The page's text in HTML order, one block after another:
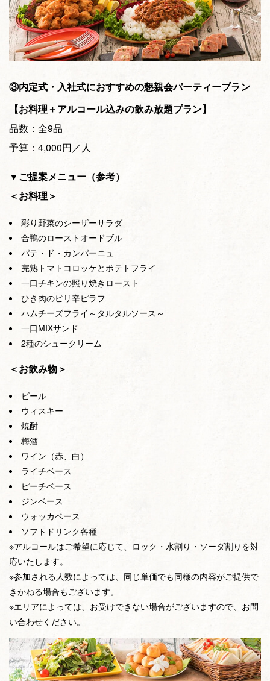
③内定式・入社式におすすめの懇親会パーティープラン
【お料理＋アルコール込みの飲み放題プラン】
品数：全9品
予算：4,000円／人
▼ご提案メニュー（参考）
＜お料理＞
彩り野菜のシーザーサラダ
合鴨のローストオードブル
パテ・ド・カンパーニュ
完熟トマトコロッケとポテトフライ
一口チキンの照り焼きロースト
ひき肉のピリ辛ピラフ
ハムチーズフライ～タルタルソース～
一口MIXサンド
2種のシュークリーム
＜お飲み物＞
ビール
ウィスキー
焼酎
梅酒
ワイン（赤、白）
ライチベース
ピーチベース
ジンベース
ウォッカベース
ソフトドリンク各種
※アルコールはご希望に応じて、ロック・水割り・ソーダ割りを対
応いたします。
※参加される人数によっては、同じ単価でも同様の内容がご提供で
きかねる場合もございます。
※エリアによっては、お受けできない場合がございますので、お問
い合わせください。